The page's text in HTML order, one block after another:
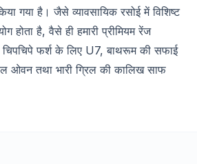
गया है। जैसे व्यावसायिक रसोई में विशिष्ट
होता है, वैसे ही हमारी प्रीमियम रेंज
चिपचिपे फर्श के लिए U7, बाथरूम की सफाई
ओवन तथा भारी ग्रिल की कालिख साफ